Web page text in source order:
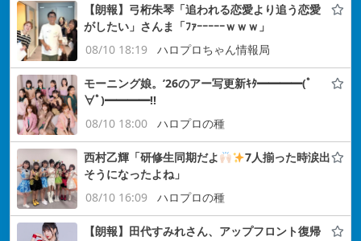
【朗報】弓桁朱琴「追われる恋愛より追う恋愛
がしたい」さんま「ﾌｧｰｰｰｰｰｗｗｗ」
08/10 18:19
ハロプロちゃん情報局
モーニング娘。’26のアー写更新ｷﾀ━━━━(ﾟ
∀ﾟ)━━━━!!
08/10 18:00
ハロプロの種
西村乙輝「研修生同期だよ
7人揃った時涙出
そうになったよね」
08/10 16:09
ハロプロの種
【朗報】田代すみれさん、アップフロント復帰